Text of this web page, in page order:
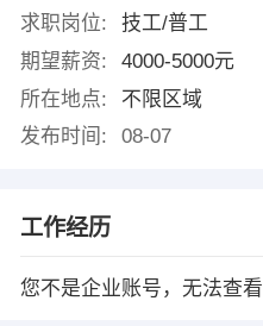
求职岗位:
技工/普工
期望薪资:
4000-5000元
所在地点:
不限区域
发布时间:
08-07
工作经历
您不是企业账号，无法查看